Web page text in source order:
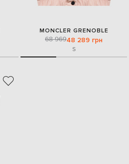
MONCLER GRENOBLE
68 96948 289 грн
S